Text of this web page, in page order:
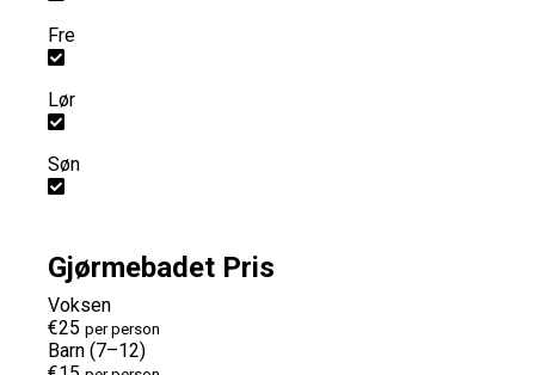
Fre
Lør
Søn
Gjørmebadet Pris
Voksen
€25 per person
Barn (7–12)